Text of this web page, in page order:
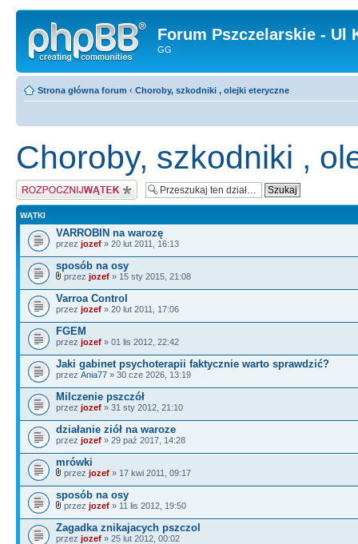
Forum Pszczelarskie - Ul
GG
Strona główna forum ‹ Choroby, szkodniki , olejki eteryczne
Choroby, szkodniki ,
Napisz wątek
WĄTKI
VARROBIN na warozę
przez jozef » 20 lut 2011, 16:13
sposób na osy
przez jozef » 15 sty 2015, 21:08
Varroa Control
przez jozef » 20 lut 2011, 17:06
FGEM
przez jozef » 01 lis 2012, 22:42
Jaki gabinet psychoterapii faktycznie warto sprawdzić?
przez Ania77 » 30 cze 2026, 13:19
Milczenie pszczół
przez jozef » 31 sty 2012, 21:10
działanie ziół na waroze
przez jozef » 29 paź 2017, 14:28
mrówki
przez jozef » 17 kwi 2011, 09:17
sposób na osy
przez jozef » 11 lis 2012, 19:50
Zagadka znikajacych pszczol
przez jozef » 25 lut 2012, 00:02